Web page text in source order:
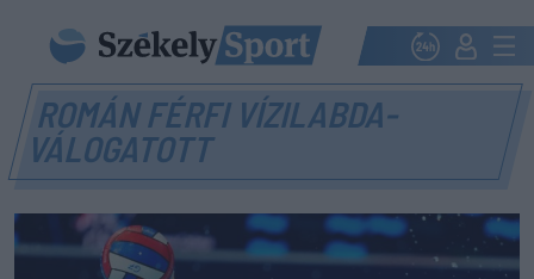
ROMÁN FÉRFI VÍZILABDA-
VÁLOGATOTT